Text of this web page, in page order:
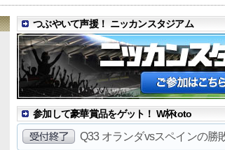
つぶやいて声援！ ニッカンスタジアム
参加して豪華賞品をゲット！ W杯toto
Q33 オランダvsスペインの勝